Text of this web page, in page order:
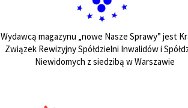
Wydawcą magazynu „nowe Nasze Sprawy” jest
Związek Rewizyjny Spółdzielni Inwalidów i
Niewidomych z siedzibą w Warszawie